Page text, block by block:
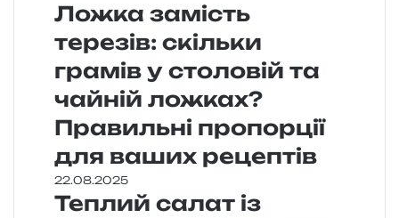
Ложка замість
терезів: скільки
грамів у столовій та
чайній ложках?
Правильні пропорції
для ваших рецептів
22.08.2025
Теплий салат із